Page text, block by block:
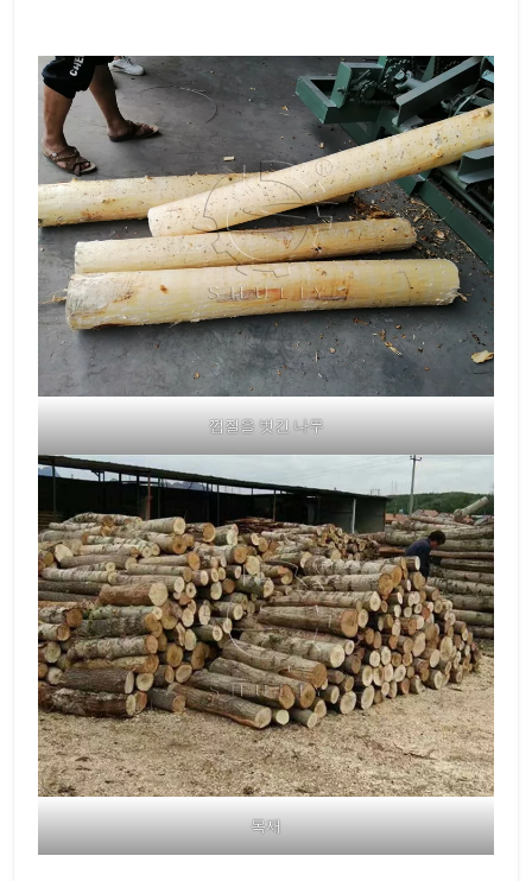
껍질을 벗긴 나무
목재